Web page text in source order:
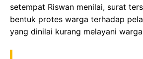
setempat Riswan menilai, surat
bentuk protes warga terhadap
yang dinilai kurang melayani